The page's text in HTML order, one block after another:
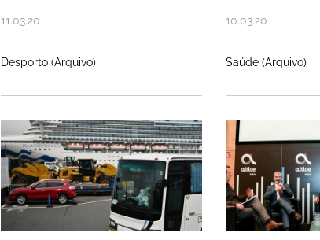
11.03.20
Desporto (Arquivo)
10.03.20
Saúde (Arquivo)
Nazareno infectado comNazaré